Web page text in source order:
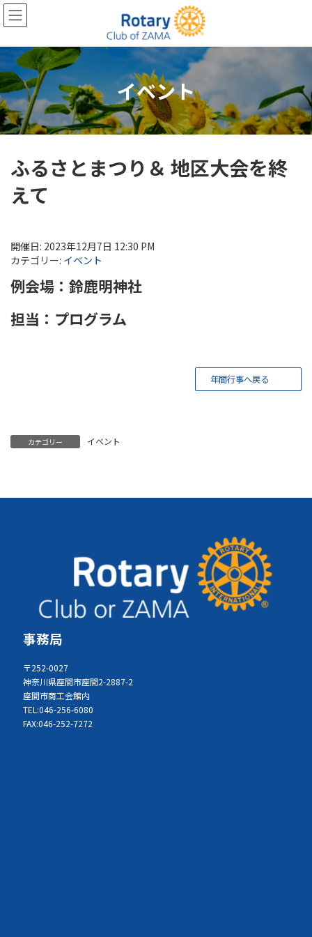
コ
ン
ン
ツ
へ
ス
キ
ッ
プ
ナ
ビ
ー
シ
ョ
ン
に
移
動
イベント
ふるさとまつり＆ 地区大会を終
えて
開催日: 2023年12月7日 12:30 PM
カテゴリー: イベント
例会場：鈴鹿明神社
担当：プログラム
年間行事へ戻る
カテゴリー イベント
事務局
〒252-0027
神奈川県座間市座間2-2887-2
座間市商工会館内
TEL:046-256-6080
FAX:046-252-7272